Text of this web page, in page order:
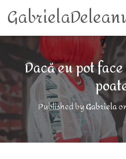
Dacă eu pot
Published byGabriela